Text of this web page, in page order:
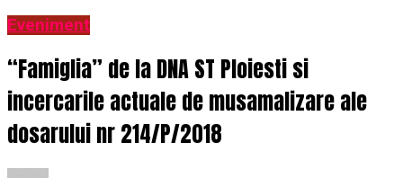
Eveniment
“Famiglia” de la DNA ST Ploiesti si
incercarile actuale de musamalizare ale
dosarului nr 214/P/2018